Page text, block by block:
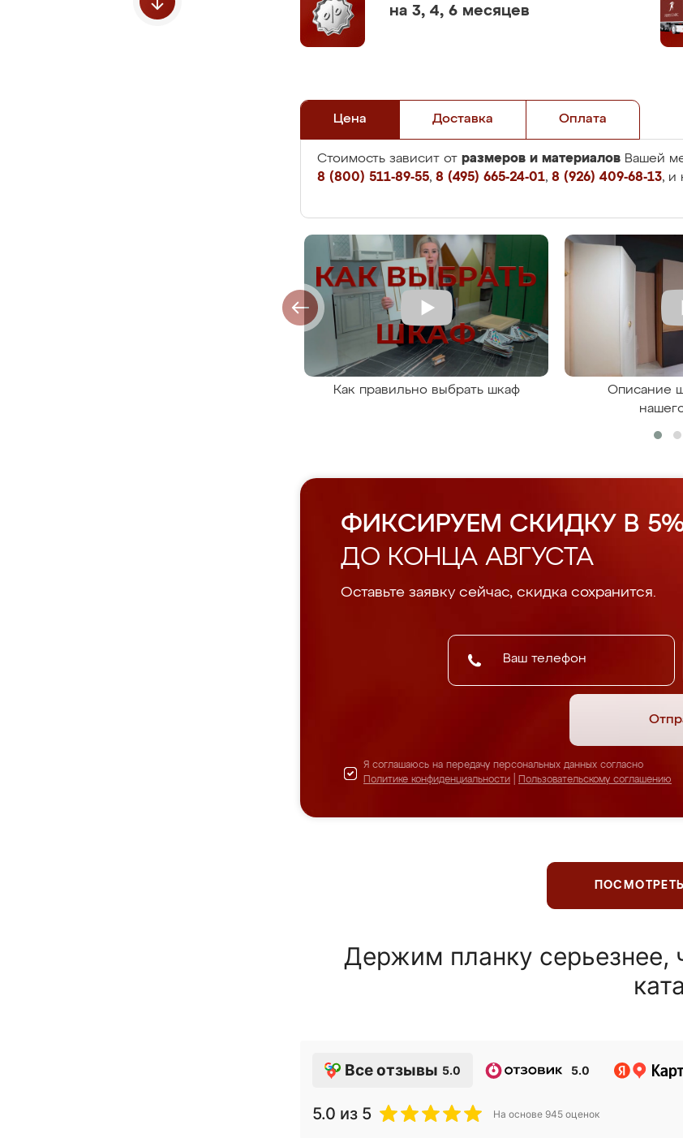
на 3, 4, 6 месяцев
Цена Доставка Оплата
Стоимость зависит от размеров и материалов Вашей
8 (800) 511-89-55, 8 (495) 665-24-01, 8 (926) 409-68-13, и
Как правильно выбрать шкаф
Описание
ФИКСИРУЕМ СКИДКУ В
ДО КОНЦА АВГУСТА
Оставьте заявку сейчас, скидка сохранится.
Я соглашаюсь на передачу персональных данных согласно
Политике конфиденциальности
Пользовательскому соглашению
Держим планку
Все отзывы 5.0 5.0
5.0 из 5 На основе 945 оценок